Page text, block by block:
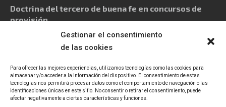
Gestionar el consentimiento
de las cookies
Para ofrecer las mejores experiencias, utilizamos tecnologías como las cookies para
almacenar y/o acceder a la información del dispositivo. El consentimiento de estas
tecnologías nos permitirá procesar datos como el comportamiento de navegación o las
identificaciones únicas en este sitio. No consentir o retirar el consentimiento, puede
afectar negativamente a ciertas características y funciones.
Doctrina del tercero de buena fe en concursos de
provisión
Política de privacidad Aviso Legal
Política de cookies